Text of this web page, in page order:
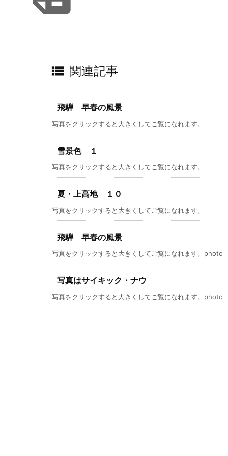
 関連記事
飛騨 早春の風景
写真をクリックすると大きくしてご覧になれます。
雪景色 １
写真をクリックすると大きくしてご覧になれます。
夏・上高地 １０
写真をクリックすると大きくしてご覧になれます。
飛騨 早春の風景
写真をクリックすると大きくしてご覧になれます。
写真はサイキック・ナウ
写真をクリックすると大きくしてご覧になれます。